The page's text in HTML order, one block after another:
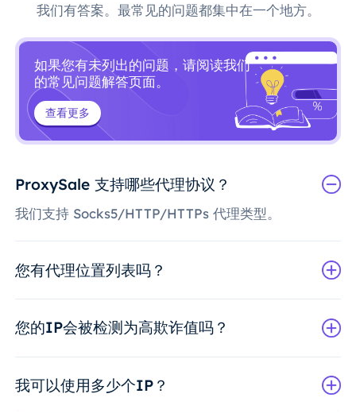
我们有答案。最常见的问题都集中在一个地方。
如果您有未列出的问题，请阅读我们
的常见问题解答页面。
查看更多
ProxySale 支持哪些代理协议？
我们支持 Socks5/HTTP/HTTPs 代理类型。
您有代理位置列表吗？
您的IP会被检测为高欺诈值吗？
我可以使用多少个IP？